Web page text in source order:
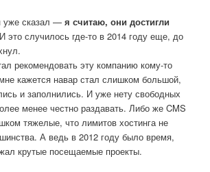
уже сказал —я считаю, они достигли
это случилось где-то в 2014 году еще, до
рекомендовать эту компанию кому-то
кажется навар стал слишком большой,
и заполнились. И уже нету свободных
менее честно раздавать. Либо же CMS
тяжелые, что лимитов хостинга не
А ведь в 2012 году было время,
крутые посещаемые проекты.